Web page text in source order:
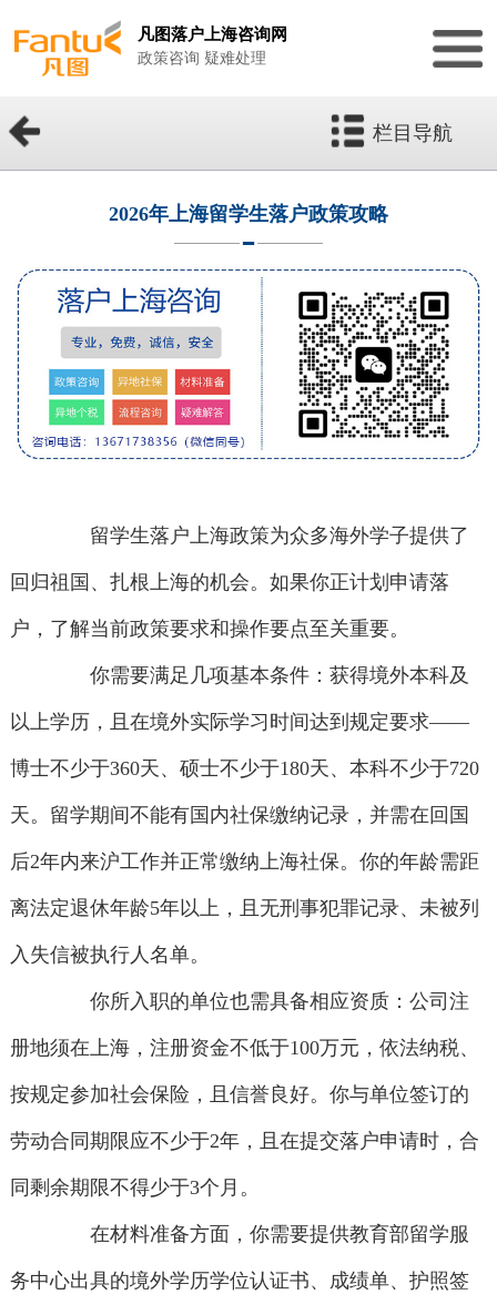
凡图落户上海咨询网
政策咨询 疑难处理
栏目导航
2026年上海留学生落户政策攻略
留学生落户上海政策为众多海外学子提供了
回归祖国、扎根上海的机会。如果你正计划申请落
户，了解当前政策要求和操作要点至关重要。
你需要满足几项基本条件：获得境外本科及
以上学历，且在境外实际学习时间达到规定要求——
博士不少于360天、硕士不少于180天、本科不少于720
天。留学期间不能有国内社保缴纳记录，并需在回国
后2年内来沪工作并正常缴纳上海社保。你的年龄需距
离法定退休年龄5年以上，且无刑事犯罪记录、未被列
入失信被执行人名单。
你所入职的单位也需具备相应资质：公司注
册地须在上海，注册资金不低于100万元，依法纳税、
按规定参加社会保险，且信誉良好。你与单位签订的
劳动合同期限应不少于2年，且在提交落户申请时，合
同剩余期限不得少于3个月。
在材料准备方面，你需要提供教育部留学服
务中心出具的境外学历学位认证书、成绩单、护照签